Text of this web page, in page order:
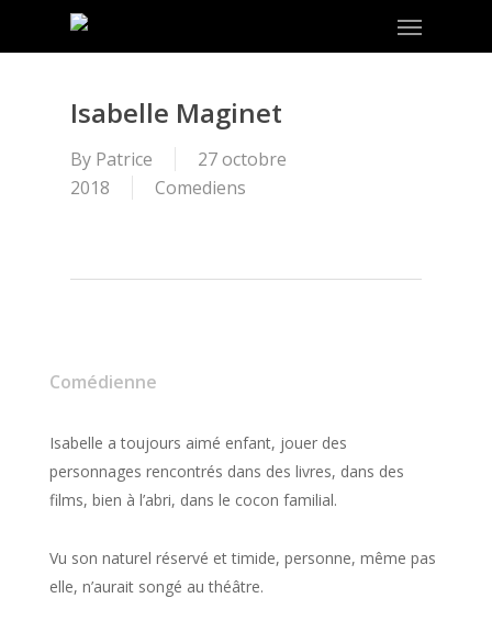
Menu
Isabelle Maginet
By Patrice
27 octobre
2018
Comediens
Comédienne
Isabelle a toujours aimé enfant, jouer des
personnages rencontrés dans des livres, dans des
films, bien à l’abri, dans le cocon familial.
Vu son naturel réservé et timide, personne, même pas
elle, n’aurait songé au théâtre.